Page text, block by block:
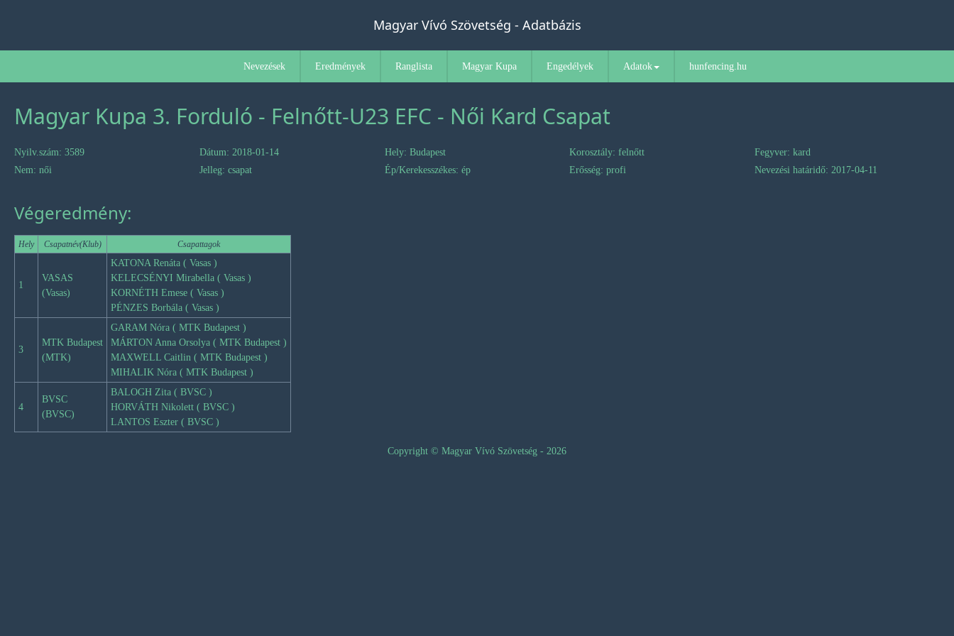
Magyar Vívó Szövetség - Adatbázis
Nevezések Eredmények Ranglista Magyar Kupa Engedélyek Adatok hunfencing.hu
Magyar Kupa 3. Forduló - Felnőtt-U23 EFC - Női Kard Csapat
Nyilv.szám: 3589 Dátum: 2018-01-14 Hely: Budapest Korosztály: felnőtt
Fegyver: kard
Nem: női
Jelleg: csapat Ép/Kerekesszékes: ép Erősség: profi Nevezési határidő: 2017-04-11
Végeredmény:
Hely Csapatnév(Klub) Csapattagok
1
VASAS
(Vasas)
KATONA Renáta ( Vasas )
KELECSÉNYI Mirabella ( Vasas )
KORNÉTH Emese ( Vasas )
PÉNZES Borbála ( Vasas )
3
MTK Budapest
(MTK)
GARAM Nóra ( MTK Budapest )
MÁRTON Anna Orsolya ( MTK Budapest )
MAXWELL Caitlin ( MTK Budapest )
MIHALIK Nóra ( MTK Budapest )
4
BVSC
(BVSC)
BALOGH Zita ( BVSC )
HORVÁTH Nikolett ( BVSC )
LANTOS Eszter ( BVSC )
Copyright © Magyar Vívó Szövetség - 2026